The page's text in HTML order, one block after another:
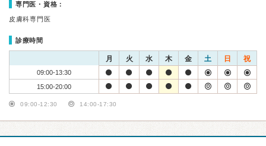
専門医・資格：
皮膚科専門医
診療時間
月 火 水 木 金 土 日 祝
09:00-13:30
15:00-20:00
09:00-12:30 14:00-17:30